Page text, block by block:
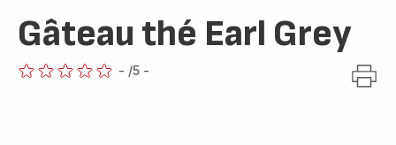
Gâteau thé Earl Grey
- /5 -